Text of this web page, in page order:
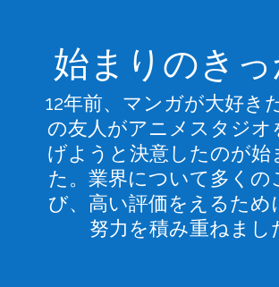
始まりのき
12年前、マンガが大好き
の友人がアニメスタジオ
げようと決意したのが始
た。業界について多くの
び、高い評価をえるため
努力を積み重ねまし